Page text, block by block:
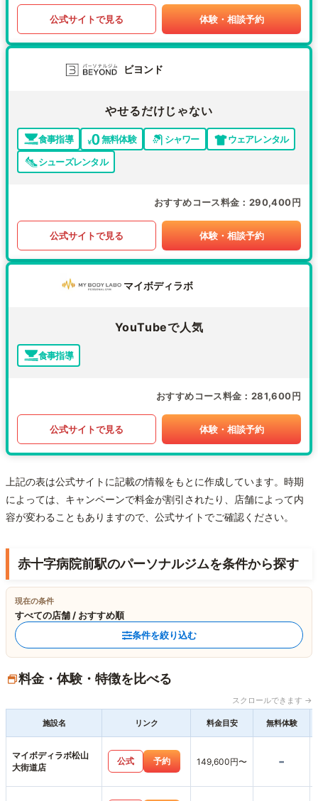
公式サイトで見る 体験・相談予約
ビヨンド
やせるだけじゃない
食事指導 無料体験 シャワー
ウェアレンタル
シューズレンタル
おすすめコース料金 290,400円
公式サイトで見る 体験・相談予約
マイボディラボ
YouTubeで人気
食事指導
おすすめコース料金 281,600円
公式サイトで見る 体験・相談予約
上記の表は公式サイトに記載の情報をもとに作成しています。時期
によっては、キャンペーンで料金が割引されたり、店舗によって内
容が変わることもありますので、公式サイトでご確認ください。
赤十字病院前駅のパーソナルジムを条件から探す
現在の条件
すべての店舗 / おすすめ順
条件を絞り込む
料金・体験・特徴を比べる
スクロールできます →
施設名 リンク 料金目安 無料体験
マイボディラボ松山
大街道店
公式 予約 149,600円〜 -